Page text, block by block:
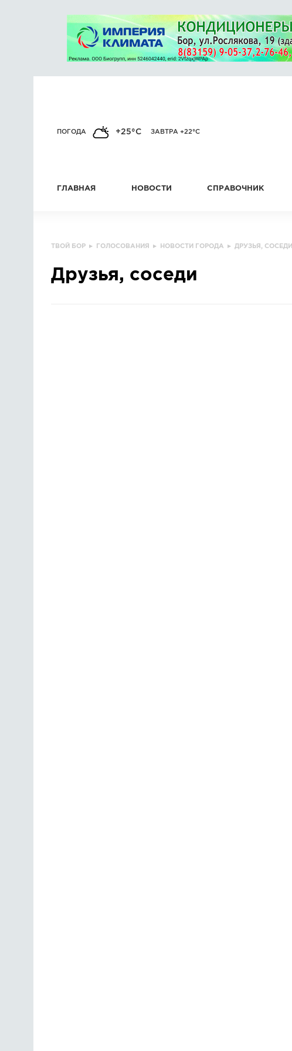
ПОГОДА +25°C ЗАВТРА +22°C
ГЛАВНАЯ НОВОСТИ СПРАВОЧНИК
ТВОЙ БОР ▸ ГОЛОСОВАНИЯ ▸ НОВОСТИ ГОРОДА ▸ ДРУЗЬЯ, СОСЕДИ
Друзья, соседи